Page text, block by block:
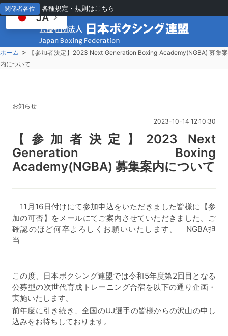
関係者各位 各種規定・規則はこちら
ホーム >
【参加者決定】2023 Next Generation Boxing Academy(NGBA) 募集案
内について
お知らせ
2023-10-14 12:10:30
【 参加者決定】2023 Next
Generation Boxing
Academy(NGBA) 募集案内について
11月16日付けにて参加申込をいただきました皆様に【参
加の可否】をメールにてご案内させていただきました。ご
確認のほど何卒よろしくお願いいたします。 NGBA担
当
この度、日本ボクシング連盟では令和5年度第2回目となる
公募型の次世代育成トレーニング合宿を以下の通り企画・
実施いたします。
前年度に引き続き、全国のUJ選手の皆様からの沢山の申し
込みをお待ちしております。
JA